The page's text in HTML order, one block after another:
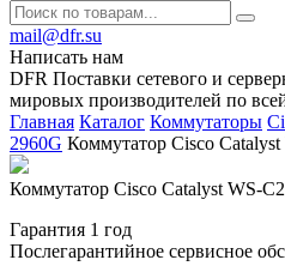
mail@dfr.su
Написать нам
DFR Поставки сетевого и
мировых производителей по
Главная Каталог Коммутаторы
2960G Коммутатор Cisco
Коммутатор Cisco Catalyst WS-
Гарантия 1 год
Послегарантийное сервисное